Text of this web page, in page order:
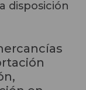
disposición